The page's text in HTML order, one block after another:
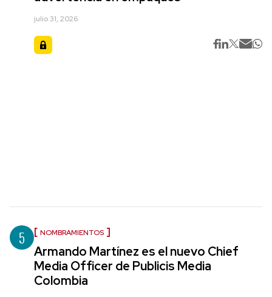
julio 31, 2026
5 NOMBRAMIENTOS
Armando Martínez es el nuevo Chief
Media Officer de Publicis Media
Colombia